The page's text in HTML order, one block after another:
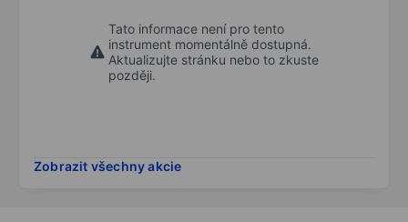
Tato informace není pro tento
instrument momentálně dostupná.
Aktualizujte stránku nebo to zkuste
později.
Zobrazit všechny akcie